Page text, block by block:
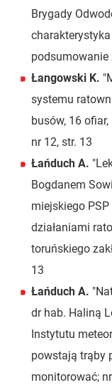
Brygady
podsumowanie
Łangowski K.
systemu
busów, 16
nr 12, str. 13
Łańduch A.
Bogdanem
miejskiego
działaniami
toruńskiego
13
Łańduch A.
dr hab. Haliną
Instytutu
powstają trąby
monitorować;